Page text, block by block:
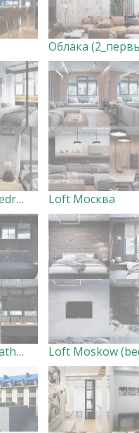
Loft Moskow (bedroom II) Loft Москва
Loft Moskow (bathroom)